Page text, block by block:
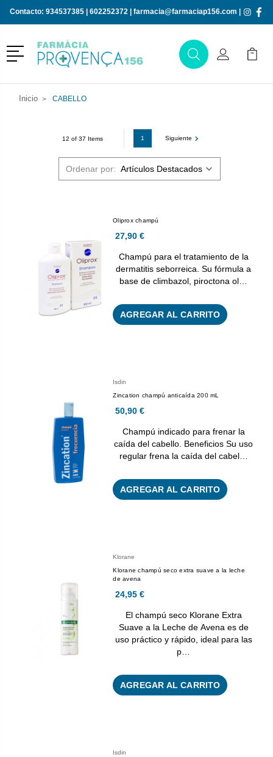
Contacto: 934537385| 602252372| farmacia@farmaciap156.com
Menú
BuscarMi Cuenta
Mi
Inicio CABELLO
12 of 37 Items 1 Siguiente
Ordenar por:
Oliprox champú
27,90 €
Champú para el tratamiento de la
dermatitis seborreica. Su fórmula a
base de climbazol, piroctona ol…
AGREGAR AL CARRITO
Isdin
Zincation champú anticaída 200 mL
50,90 €
Champú indicado para frenar la
caída del cabello. Beneficios Su uso
regular frena la caída del cabel…
AGREGAR AL CARRITO
Klorane
Klorane champú seco extra suave a la leche
de avena
24,95 €
El champú seco Klorane Extra
Suave a la Leche de Avena es de
uso práctico y rápido, ideal para las
p…
AGREGAR AL CARRITO
Isdin